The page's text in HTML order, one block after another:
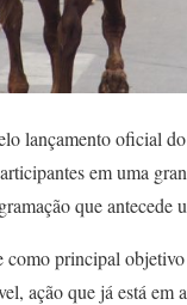
lançamento oficial
em uma
que antecede
principal
ação que já está